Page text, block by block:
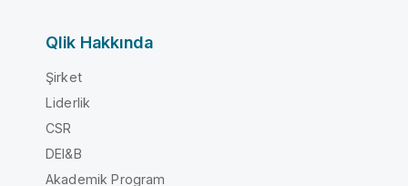
Qlik Hakkında
Şirket
Liderlik
CSR
DEI&B
Akademik Program